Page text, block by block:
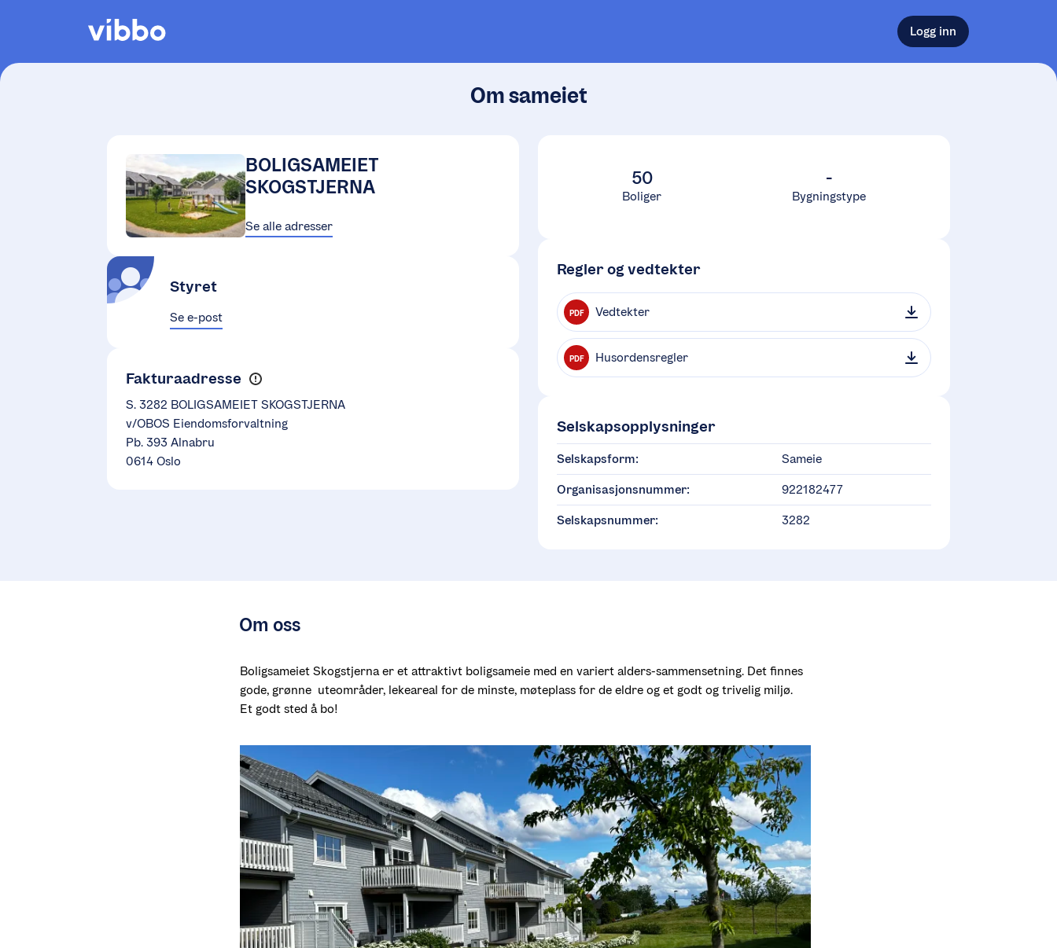
Logg inn
Om sameiet
BOLIGSAMEIET
SKOGSTJERNA
Se alle adresser
Styret
Se e-post
Fakturaadresse
S. 3282 BOLIGSAMEIET SKOGSTJERNA
v/OBOS Eiendomsforvaltning
Pb. 393 Alnabru
0614 Oslo
50
Boliger
-
Bygningstype
Regler og vedtekter
PDF Vedtekter
PDF Husordensregler
Selskapsopplysninger
Selskapsform: Sameie
Organisasjonsnummer: 922182477
Selskapsnummer: 3282
Om oss
Boligsameiet Skogstjerna er et attraktivt boligsameie med en variert alders-sammensetning. Det finnes
gode, grønne  uteområder, lekeareal for de minste, møteplass for de eldre og et godt og trivelig miljø.
Et godt sted å bo!